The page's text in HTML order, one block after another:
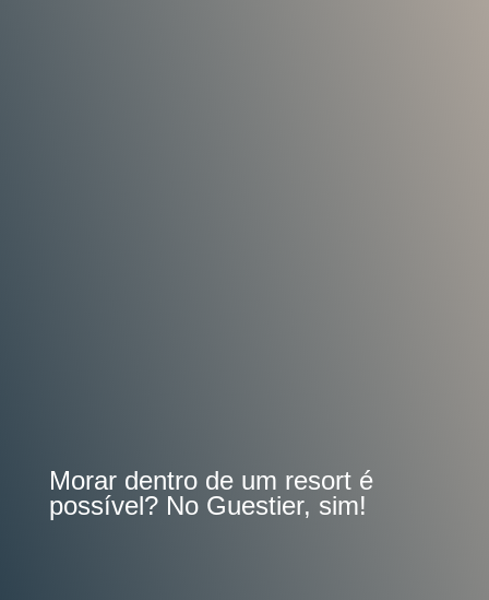
Morar dentro de um resort é
possível? No Guestier, sim!